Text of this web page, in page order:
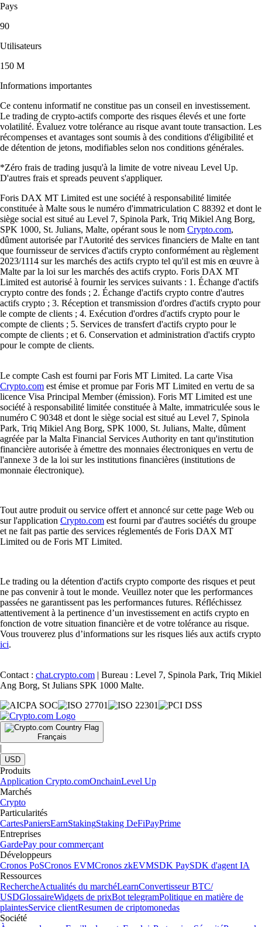
Pays
90
Utilisateurs
150 M
Informations importantes
Ce contenu informatif ne constitue pas un conseil en investissement.
Le trading de crypto-actifs comporte des risques élevés et une forte
volatilité. Évaluez votre tolérance au risque avant toute transaction. Les
récompenses et avantages sont soumis à des conditions d'éligibilité et
de détention de jetons, modifiables selon nos conditions générales.
*Zéro frais de trading jusqu'à la limite de votre niveau Level Up.
D'autres frais et spreads peuvent s'appliquer.
Foris DAX MT Limited est une société à responsabilité limitée
constituée à Malte sous le numéro d'immatriculation C 88392 et dont le
siège social est situé au Level 7, Spinola Park, Triq Mikiel Ang Borg,
SPK 1000, St. Julians, Malte, opérant sous le nom Crypto.com,
dûment autorisée par l'Autorité des services financiers de Malte en tant
que fournisseur de services d'actifs crypto conformément au règlement
2023/1114 sur les marchés des actifs crypto tel qu'il est mis en œuvre à
Malte par la loi sur les marchés des actifs crypto. Foris DAX MT
Limited est autorisé à fournir les services suivants : 1. Échange d'actifs
crypto contre des fonds ; 2. Échange d'actifs crypto contre d'autres
actifs crypto ; 3. Réception et transmission d'ordres d'actifs crypto pour
le compte de clients ; 4. Exécution d'ordres d'actifs crypto pour le
compte de clients ; 5. Services de transfert d'actifs crypto pour le
compte de clients ; et 6. Conservation et administration d'actifs crypto
pour le compte de clients.
Le compte Cash est fourni par Foris MT Limited. La carte Visa
Crypto.com est émise et promue par Foris MT Limited en vertu de sa
licence Visa Principal Member (émission). Foris MT Limited est une
société à responsabilité limitée constituée à Malte, immatriculée sous le
numéro C 90348 et dont le siège social est situé au Level 7, Spinola
Park, Triq Mikiel Ang Borg, SPK 1000, St. Julians, Malte, dûment
agréée par la Malta Financial Services Authority en tant qu'institution
financière autorisée à émettre des monnaies électroniques en vertu de
l'annexe 3 de la loi sur les institutions financières (institutions de
monnaie électronique).
Tout autre produit ou service offert et annoncé sur cette page Web ou
sur l'application Crypto.com est fourni par d'autres sociétés du groupe
et ne fait pas partie des services réglementés de Foris DAX MT
Limited ou de Foris MT Limited.
Le trading ou la détention d'actifs crypto comporte des risques et peut
ne pas convenir à tout le monde. Veuillez noter que les performances
passées ne garantissent pas les performances futures. Réfléchissez
attentivement à la pertinence d’un investissement en actifs crypto en
fonction de votre situation financière et de votre tolérance au risque.
Vous trouverez plus d’informations sur les risques liés aux actifs crypto
ici.
Contact : chat.crypto.com | Bureau : Level 7, Spinola Park, Triq Mikiel
Ang Borg, St Julians SPK 1000 Malte.
Français
|
USD
Produits
Application Crypto.comOnchainLevel Up
Marchés
Crypto
Particularités
CartesPaniersEarnStakingStaking DeFiPayPrime
Entreprises
GardePay pour commerçant
Développeurs
Cronos PoSCronos EVMCronos zkEVMSDK PaySDK d'agent IA
Ressources
RechercheActualités du marchéLearnConvertisseur BTC/
USDGlossaireWidgets de prixBot telegramPolitique en matière de
plaintesService clientResumen de criptomonedas
Société